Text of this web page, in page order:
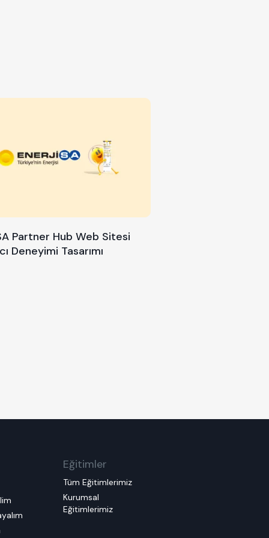
Partner Hub Web Sitesi
Deneyimi Tasarımı
Eğitimler
Tüm Eğitimlerimiz
Kurumsal
Eğitimlerimiz